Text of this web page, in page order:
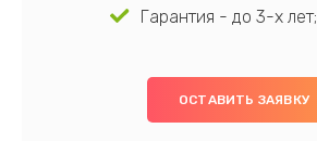
Гарантия - до 3-х лет;
ОСТАВИТЬ ЗАЯВКУ